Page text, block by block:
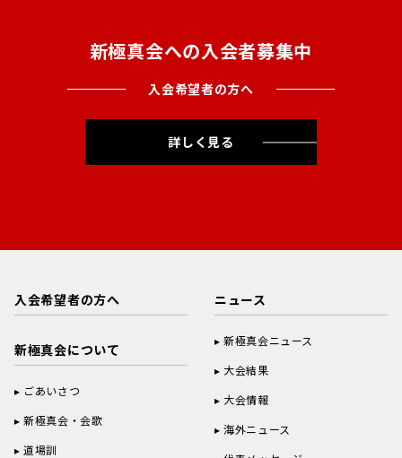
新極真会への入会者募集中
入会希望者の方へ
詳しく見る
入会希望者の方へ
新極真会について
ごあいさつ
新極真会・会歌
道場訓
ニュース
新極真会ニュース
大会結果
大会情報
海外ニュース